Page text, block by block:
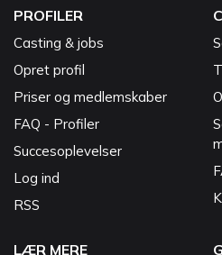
PROFILER
Casting & jobs
Opret profil
Priser og medlemskaber
FAQ - Profiler
Succesoplevelser
Log ind
RSS
LÆR MERE